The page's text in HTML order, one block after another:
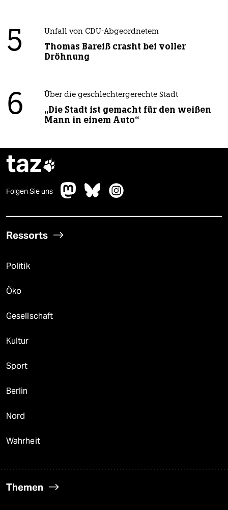
5 Unfall von CDU-Abgeordnetem
Thomas Bareiß crasht bei voller
Dröhnung
6 Über die geschlechtergerechte Stadt
„Die Stadt ist gemacht für den weißen
Mann in einem Auto“
taz
Folgen Sie uns
Ressorts
Politik
Öko
Gesellschaft
Kultur
Sport
Berlin
Nord
Wahrheit
Themen